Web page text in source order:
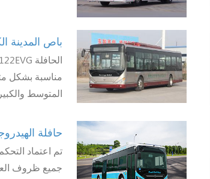
باص المدينة
مناسبة بشكل
المتوسط
حافلة
تم اعتماد
جميع ظروف